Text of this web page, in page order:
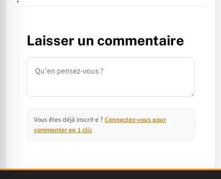
Laisser un commentaire
Commentaire
Vous êtes déjà inscrit·e ? Connectez-vous pour
commenter en 1 clic